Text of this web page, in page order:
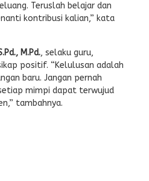
Teruslah belajar dan
kontribusi kalian,” kata
M.Pd., selaku guru,
positif. “Kelulusan adalah
baru. Jangan pernah
mimpi dapat terwujud
tambahnya.